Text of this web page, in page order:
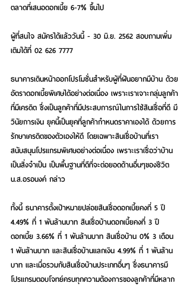
ตลาดที่เสนอดอกเบี้ย 6-7% ขึ้นไป
ผู้ที่สนใจ สมัครได้แล้ววันนี้ - 30 มิ.ย. 2562 สอบถามเพิ่ม
เติมได้ที่ 02 626 7777
ธนาคารเดินหน้าออกโปรโมชั่นสำหรับผู้ที่ฝันอยากมีบ้าน ด้วย
อัตราดอกเบี้ยพิเศษได้อย่างต่อเนื่อง เพราะเราเจาะกลุ่มลูกค้า
ที่มีเครดิต ซึ่งเป็นลูกค้าที่มีประสบการณ์ในการใช้สินเชื่อที่ดี มี
วินัยการเงิน ยุคนี้เป็นยุคที่ลูกค้ากำหนดราคาเองได้ ด้วยการ
รักษาเครดิตของตัวเองให้ดี โดยเฉพาะสินเชื่อบ้านที่เรา
สนับสนุนโปรแกรมพิเศษอย่างต่อเนื่อง เพราะเราเชื่อว่าบ้าน
เป็นสิ่งจำเป็น เป็นพื้นฐานที่ดีที่จะต่อยอดด้านอื่นๆของชีวิต
น.ส.อรอนงค์ กล่าว
ทั้งนี้ ธนาคารตั้งเป้าหมายปล่อยสินเชื่อดอกเบี้ยคงที่ 5 ปี
4.49% ที่ 1 พันล้านบาท สินเชื่อบ้านดอกเบี้ยคงที่ 3 ปี
ดอกเบี้ย 3.66% ที่ 1 พันล้านบาท สินเชื่อบ้าน 0% 3 เดือน
1 พันล้านบาท และสินเชื่อบ้านแลกเงิน 4.99% ที่ 1 พันล้าน
บาท และเมื่อรวมกับสินเชื่อบ้านประเภทอื่นๆ ซึ่งธนาคารมี
โปรแกรมตอบโจทย์ครบทุกความต้องการของลูกค้าที่มีหลาก